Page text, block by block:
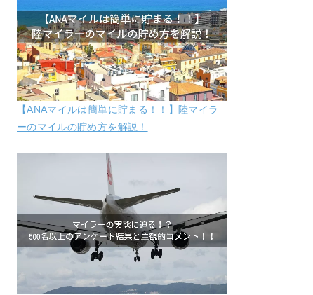
【ANAマイルは簡単に貯まる！！】陸マイラ
ーのマイルの貯め方を解説！